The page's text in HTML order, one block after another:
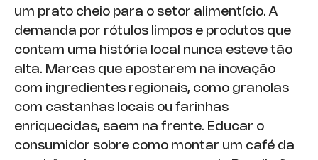
um prato cheio para o setor alimentício. A
demanda por rótulos limpos e produtos que
contam uma história local nunca esteve tão
alta. Marcas que apostarem na inovação
com ingredientes regionais, como granolas
com castanhas locais ou farinhas
enriquecidas, saem na frente. Educar o
consumidor sobre como montar um café da